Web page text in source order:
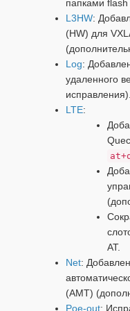
папками flash
L3HW:
(HW) для
Log:
удаленного
исправления).
LTE:
AT.
Net:
(AMT)
Poe-out: